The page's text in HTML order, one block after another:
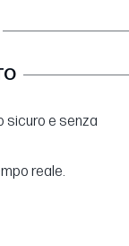
sicuro e senza
reale.